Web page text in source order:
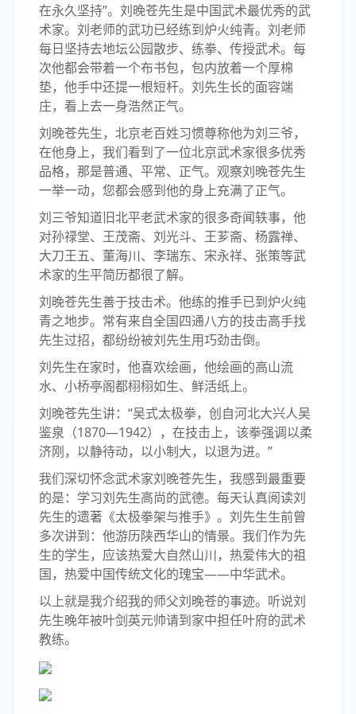
在永久坚持”。刘晚苍先生是中国武术最优秀的武
术家。刘老师的武功已经练到炉火纯青。刘老师
每日坚持去地坛公园散步、练拳、传授武术。每
次他都会带着一个布书包，包内放着一个厚棉
垫，他手中还提一根短杆。刘先生长的面容端
庄，看上去一身浩然正气。
刘晚苍先生，北京老百姓习惯尊称他为刘三爷，
在他身上，我们看到了一位北京武术家很多优秀
品格，那是普通、平常、正气。观察刘晚苍先生
一举一动，您都会感到他的身上充满了正气。
刘三爷知道旧北平老武术家的很多奇闻轶事，他
对孙禄堂、王茂斋、刘光斗、王芗斋、杨露禅、
大刀王五、董海川、李瑞东、宋永祥、张策等武
术家的生平简历都很了解。
刘晚苍先生善于技击术。他练的推手已到炉火纯
青之地步。常有来自全国四通八方的技击高手找
先生过招，都纷纷被刘先生用巧劲击倒。
刘先生在家时，他喜欢绘画，他绘画的高山流
水、小桥亭阁都栩栩如生、鲜活纸上。
刘晚苍先生讲：“吴式太极拳，创自河北大兴人吴
鉴泉（1870―1942），在技击上，该拳强调以柔
济刚，以静待动，以小制大，以退为进。”
我们深切怀念武术家刘晚苍先生，我感到最重要
的是：学习刘先生高尚的武德。每天认真阅读刘
先生的遗著《太极拳架与推手》。刘先生生前曾
多次讲到：他游历陕西华山的情景。我们作为先
生的学生，应该热爱大自然山川，热爱伟大的祖
国，热爱中国传统文化的瑰宝――中华武术。
以上就是我介绍我的师父刘晚苍的事迹。听说刘
先生晚年被叶剑英元帅请到家中担任叶府的武术
教练。